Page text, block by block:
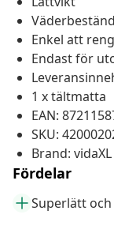
Enkel att
Endast för
1 x tältmatta
EAN:
SKU:
Brand: vidaXL
Fördelar
Superlätt